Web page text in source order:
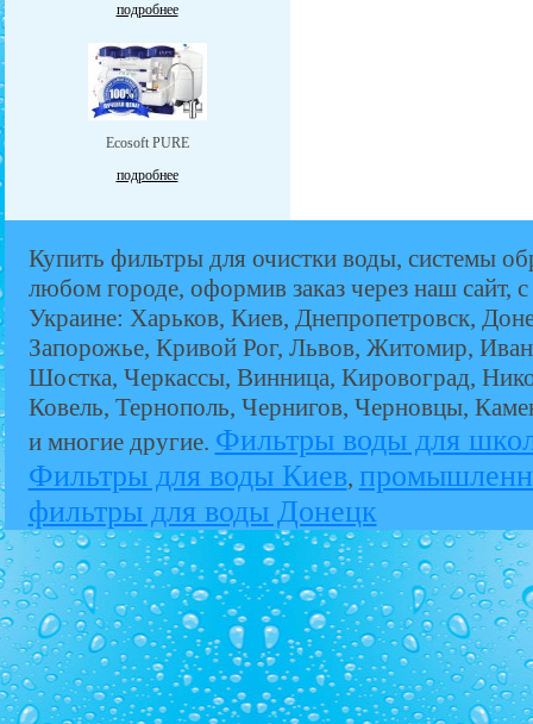
подробнее
Ecosoft PURE
подробнее
Купить фильтры для очистки воды, системы
любом городе, оформив заказ через наш сайт,
Украине: Харьков, Киев, Днепропетровск,
Запорожье, Кривой Рог, Львов, Житомир,
Шостка, Черкассы, Винница, Кировоград,
Ковель, Тернополь, Чернигов, Черновцы,
и многие другие. Фильтры воды для
Фильтры для воды Киев,
фильтры для воды Донецк